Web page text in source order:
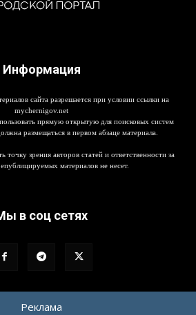
Информация
сайта разрешается при условии ссылки на
mychernigov.net
прямую открытую для поисковых систем
размещаться в первом абзаце материала.
точку зрения авторов статей и ответственности за
материалов не несет.
в соц сетях
Реклама